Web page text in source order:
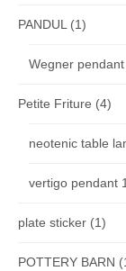
PANDUL(1)
Wegner pendant
Petite Friture (4)
neotenic table
vertigo pendant
plate sticker (1)
POTTERY BARN